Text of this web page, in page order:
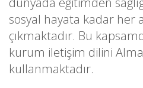
sosyal hayata kadar her
çıkmaktadır. Bu
kurum iletişim dilini
kullanmaktadır.